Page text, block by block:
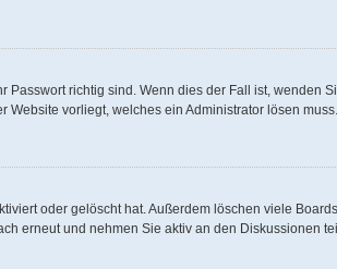
richtig sind. Wenn dies der Fall ist, wenden
vorliegt, welches ein Administrator lösen muss.
oder gelöscht hat. Außerdem löschen viele
erneut und nehmen Sie aktiv an den Diskussionen